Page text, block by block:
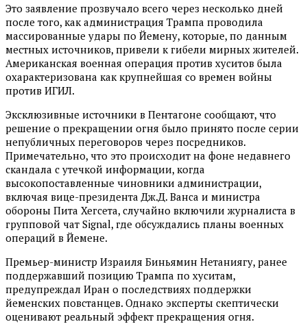
Это заявление прозвучало всего через несколько дней
после того, как администрация Трампа проводила
массированные удары по Йемену, которые, по данным
местных источников, привели к гибели мирных жителей.
Американская военная операция против хуситов была
охарактеризована как крупнейшая со времен войны
против ИГИЛ.
Эксклюзивные источники в Пентагоне сообщают, что
решение о прекращении огня было принято после серии
непубличных переговоров через посредников.
Примечательно, что это происходит на фоне недавнего
скандала с утечкой информации, когда
высокопоставленные чиновники администрации,
включая вице-президента Дж.Д. Ванса и министра
обороны Пита Хегсета, случайно включили журналиста в
групповой чат Signal, где обсуждались планы военных
операций в Йемене.
Премьер-министр Израиля Биньямин Нетаниягу, ранее
поддержавший позицию Трампа по хуситам,
предупреждал Иран о последствиях поддержки
йеменских повстанцев. Однако эксперты скептически
оценивают реальный эффект прекращения огня.